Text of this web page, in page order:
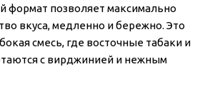
формат позволяет максимально
вкуса, медленно и бережно. Это
смесь, где восточные табаки и
с вирджинией и нежным